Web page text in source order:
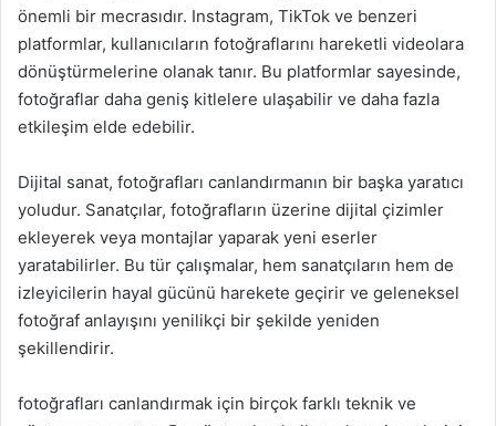
önemli bir mecrasıdır. Instagram, TikTok ve benzeri
platformlar, kullanıcıların fotoğraflarını hareketli videolara
dönüştürmelerine olanak tanır. Bu platformlar sayesinde,
fotoğraflar daha geniş kitlelere ulaşabilir ve daha fazla
etkileşim elde edebilir.
Dijital sanat, fotoğrafları canlandırmanın bir başka yaratıcı
yoludur. Sanatçılar, fotoğrafların üzerine dijital çizimler
ekleyerek veya montajlar yaparak yeni eserler
yaratabilirler. Bu tür çalışmalar, hem sanatçıların hem de
izleyicilerin hayal gücünü harekete geçirir ve geleneksel
fotoğraf anlayışını yenilikçi bir şekilde yeniden
şekillendirir.
fotoğrafları canlandırmak için birçok farklı teknik ve